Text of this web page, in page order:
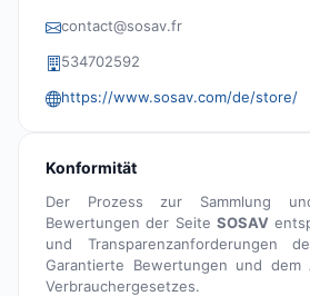
contact@sosav.fr
534702592
https://www.sosav.com/de/store/
Konformität
Der Prozess zur Sammlung
Bewertungen der Seite SOSAV
und Transparenzanforderungen
Garantierte Bewertungen und dem
Verbrauchergesetzes.